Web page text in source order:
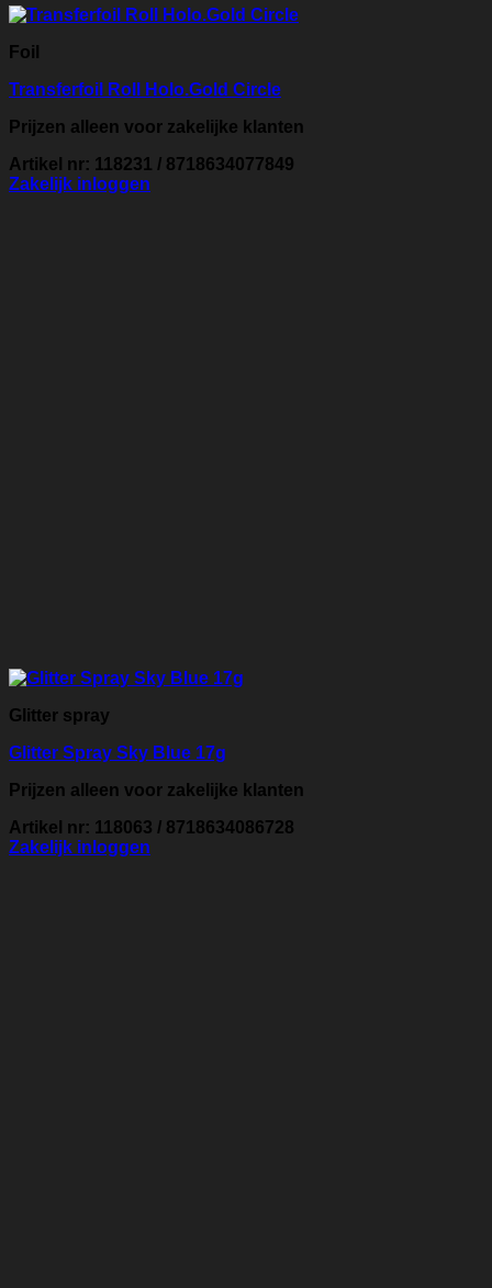
Foil
Transferfoil Roll Holo.Gold Circle
Prijzen alleen voor zakelijke klanten
Artikel nr: 118231 / 8718634077849
Zakelijk inloggen
Glitter spray
Glitter Spray Sky Blue 17g
Prijzen alleen voor zakelijke klanten
Artikel nr: 118063 / 8718634086728
Zakelijk inloggen